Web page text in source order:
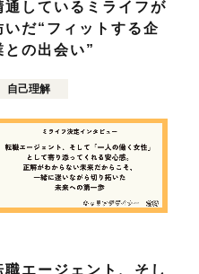
通しているミライフが
いだ“フィットする企
との出会い”
自己理解
職エージェント、そし